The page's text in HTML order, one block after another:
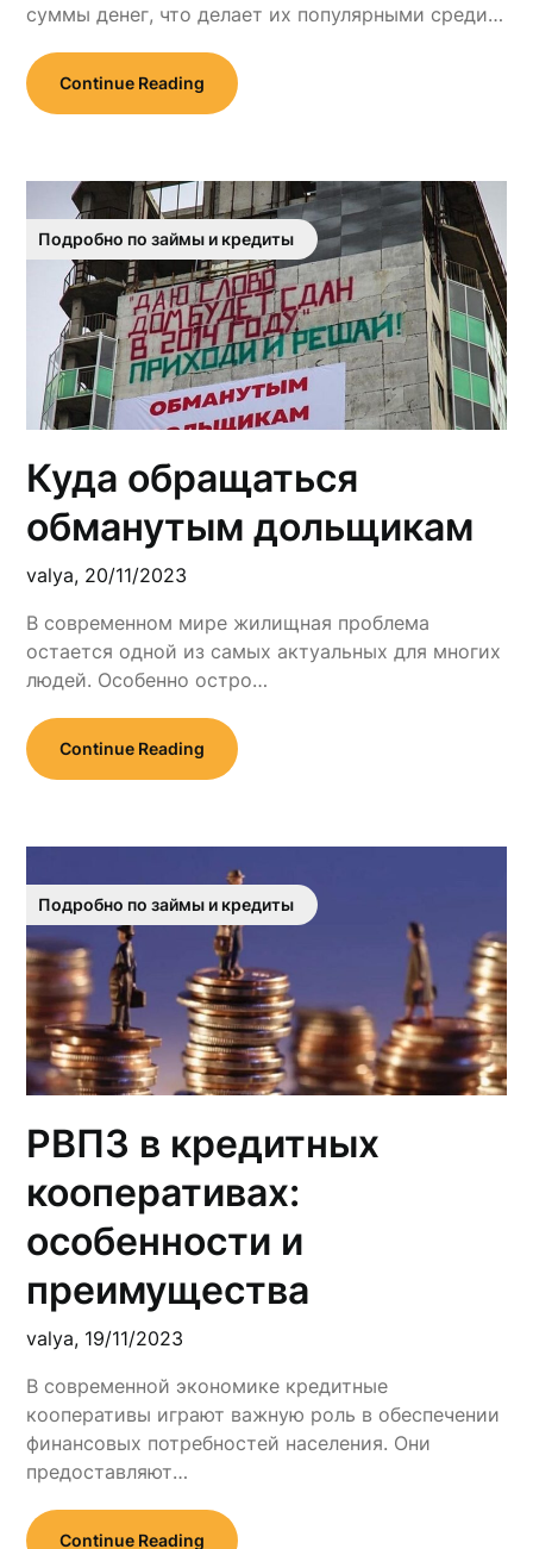
суммы денег, что делает их популярными среди…
Continue Reading
Подробно по займы и кредиты
Куда обращаться
обманутым дольщикам
valya, 20/11/2023
В современном мире жилищная проблема
остается одной из самых актуальных для многих
людей. Особенно остро…
Continue Reading
Подробно по займы и кредиты
РВПЗ в кредитных
кооперативах:
особенности и
преимущества
valya, 19/11/2023
В современной экономике кредитные
кооперативы играют важную роль в обеспечении
финансовых потребностей населения. Они
предоставляют…
Continue Reading